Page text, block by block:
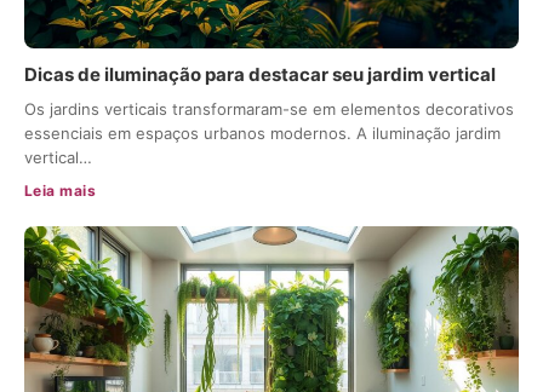
Dicas de iluminação para destacar seu jardim vertical
Os jardins verticais transformaram-se em elementos decorativos
essenciais em espaços urbanos modernos. A iluminação jardim
vertical…
Leia mais